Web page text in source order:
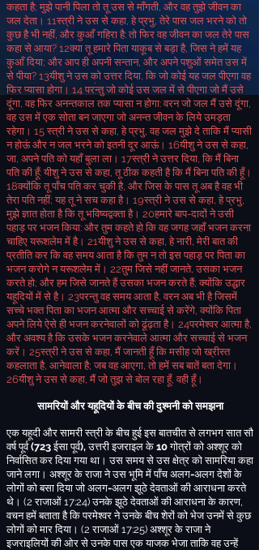
कहता है;मुझे पानी पिला तो तू उस से माँगती, और वह तुझे जीवन का
जल देता। 11स्त्री ने उस से कहा,हे प्रभु,तेरे पास जल भरने को तो
कुछ है भी नहीं, और कुआँ गहिरा है:तो फिर वह जीवन का जल तेरे पास
कहा से आया? 12क्या तू हमारे पिता याकूब से बड़ा है,जिस ने हमें यह
कुआँ दिया; और आप ही अपनी सन्तान, और अपने पशुओं समेत उस में
से पीया? 13यीशु ने उस को उत्तर दिया,कि जो कोई यह जल पीएगा वह
फिर प्यासा होगा। 14परन्तु जो कोई उस जल में से पीएगा जो मैं उसे
दूंगा,वह फिर अनन्तकाल तक प्यासा न होगा:वरन जो जल मैं उसे दूंगा,
वह उस में एक सोता बन जाएगा जो अनन्त जीवन के लिये उमड़ता
रहेगा। 15 स्त्री ने उस से कहा,हे प्रभु,वह जल मुझे दे ताकि मैं प्यासी
न होऊं और न जल भरने को इतनी दूर आऊं। 16यीशु ने उस से कहा,
जा, अपने पति को यहाँ बुला ला। 17स्त्री ने उत्तर दिया,कि मैं बिना
पति की हूँ:यीशु ने उस से कहा,तू ठीक कहती है कि मैं बिना पति की हूँ।
18क्योंकि तू पाँच पति कर चुकी है, और जिस के पास तू अब है वह भी
तेरा पति नहीं;यह तू ने सच कहा है। 19स्त्री ने उस से कहा,हे प्रभु,
मुझे ज्ञात होता है कि तू भविष्यद्वक्ता है। 20हमारे बाप-दादों ने उसी
पहाड़ पर भजन किया: और तुम कहते हो कि वह जगह जहाँ भजन करना
चाहिए यरूशलेम में है। 21यीशु ने उस से कहा,हे नारी,मेरी बात की
प्रतीति कर कि वह समय आता है कि तुम न तो इस पहाड़ पर पिता का
भजन करोगे न यरूशलेम में। 22तुम जिसे नहीं जानते,उसका भजन
करते हो; और हम जिसे जानते हैं उसका भजन करते हैं;क्योंकि उद्धार
यहूदियों में से है। 23परन्तु वह समय आता है,वरन अब भी है जिसमें
सच्चे भक्त पिता का भजन आत्मा और सच्चाई से करेंगे,क्योंकि पिता
अपने लिये ऐसे ही भजन करनेवालों को ढूंढ़ता है। 24परमेश्वर आत्मा है,
और अवश्य है कि उसके भजन करनेवाले आत्मा और सच्चाई से भजन
करें। 25स्त्री ने उस से कहा,मैं जानती हूँ कि मसीह जो ख्रीस्त
कहलाता है, आनेवाला है;जब वह आएगा,तो हमें सब बातें बता देगा।
26यीशु ने उस से कहा,मैं जो तुझ से बोल रहा हूँ,वही हूँ।
सामरियों और यहूदियों के बीच की दुश्मनी को समझना
एक यहूदी और सामरी स्त्री के बीच हुई इस बातचीत से लगभग सात सौ
वर्ष पूर्व(723ईसा पूर्व),उत्तरी इजराइल के 10गोत्रों को अश्शूर को
निर्वासित कर दिया गया था । उस समय से उस क्षेत्र को सामरिया कहा
जाने लगा। अश्शूर के राजा ने उस भूमि में पाँच अलग-अलग देशों के
लोगों को बसा दिया जो अलग-अलग झूठे देवताओं की आराधना करते
थे । (2राजाओं 17:24)उनके झूठे देवताओं की आराधना के कारण,
वचन हमें बताता है कि परमेश्वर ने उनके बीच शेरों को भेज उनमें से कुछ
लोगों को मार दिया। (2राजाओं 17:25) अश्शूर के राजा ने
इजराइलियों की ओर से उनके पास एक याजक भेजा ताकि वह उन्हें